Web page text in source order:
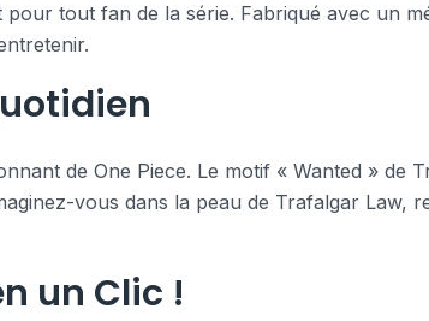
tout fan de la série. Fabriqué avec un
de One Piece. Le motif « Wanted » de
vous dans la peau de Trafalgar Law,
un Clic !